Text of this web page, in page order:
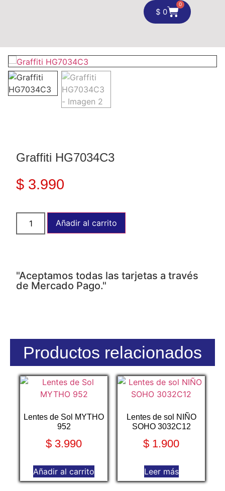
$ 0
0
Graffiti HG7034C3
$ 3.990
Añadir al carrito
"Aceptamos todas las tarjetas a través
de Mercado Pago."
Productos relacionados
Lentes de Sol MYTHO
952
$ 3.990
Añadir al carrito
Lentes de sol NIÑO
SOHO 3032C12
$ 1.900
Leer más